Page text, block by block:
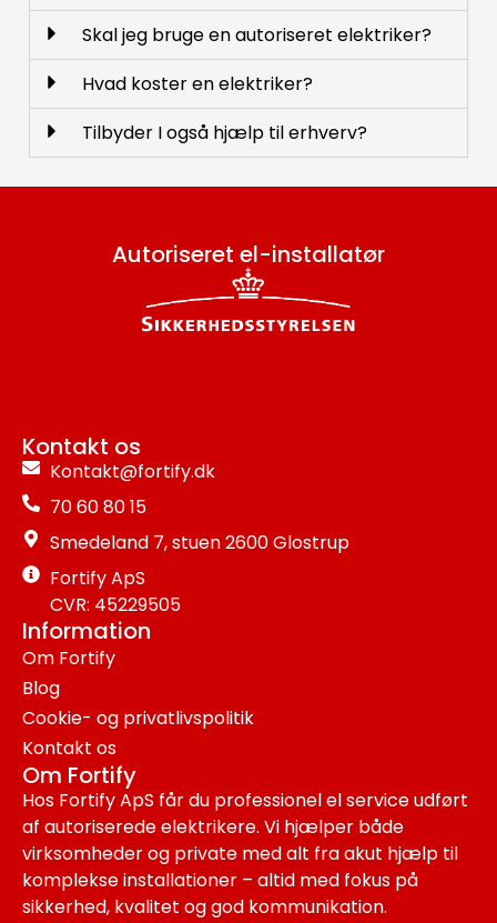
Skal jeg bruge en autoriseret elektriker?
Hvad koster en elektriker?
Tilbyder I også hjælp til erhverv?
Autoriseret el-installatør
Kontakt os
Kontakt@fortify.dk
70 60 80 15
Smedeland 7, stuen 2600 Glostrup
Fortify ApS
CVR: 45229505
Information
Om Fortify
Blog
Cookie- og privatlivspolitik
Kontakt os
Om Fortify
Hos Fortify ApS får du professionel el service udført
af autoriserede elektrikere. Vi hjælper både
virksomheder og private med alt fra akut hjælp til
komplekse installationer – altid med fokus på
sikkerhed, kvalitet og god kommunikation.